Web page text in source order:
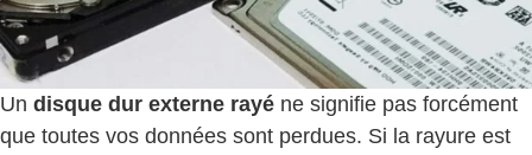
Un disque dur externe rayé ne signifie pas forcément
que toutes vos données sont perdues. Si la rayure est